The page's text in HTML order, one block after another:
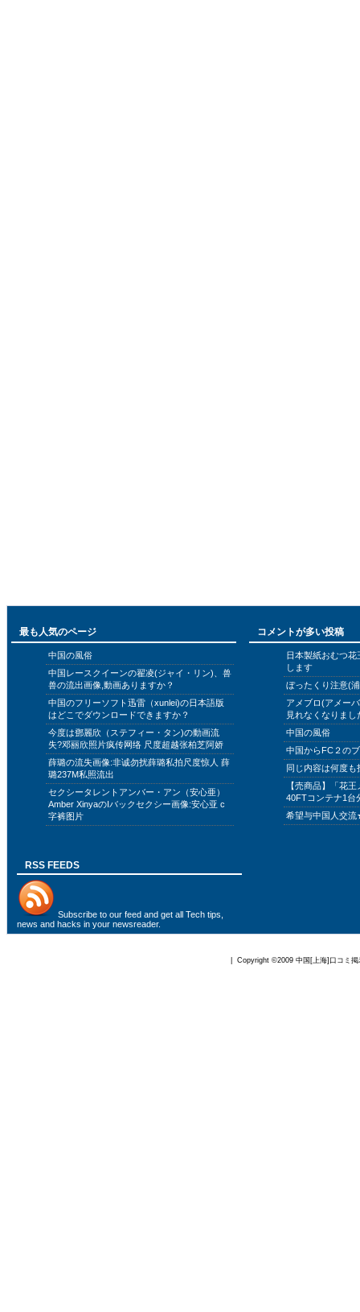
最も人気のページ
中国の風俗
中国レースクイーンの翟凌(ジャイ・リン)、兽
兽の流出画像,動画ありますか？
中国のフリーソフト迅雷（xunlei)の日本語版
はどこでダウンロードできますか？
今度は鄧麗欣（ステフィー・タン)の動画流
失?邓丽欣照片疯传网络 尺度超越张柏芝阿娇
薛璐の流失画像:非诚勿扰薛璐私拍尺度惊人 薛
璐237M私照流出
セクシータレントアンバー・アン（安心亜）
Amber XinyaのIバックセクシー画像:安心亚 c
字裤图片
コメントが多い投稿
日本製紙おむつ
します
ぼったくり注意(
アメブロ(アメー
見れなくなりまし
中国の風俗
中国からFC２の
同じ内容は何度
【売商品】「花
40FTコンテナ1台
希望与中国人交
RSS FEEDS
Subscribe to our feed and get all Tech tips,
news and hacks in your newsreader.
| Copyright ©2009 中国[上海]口コミ掲